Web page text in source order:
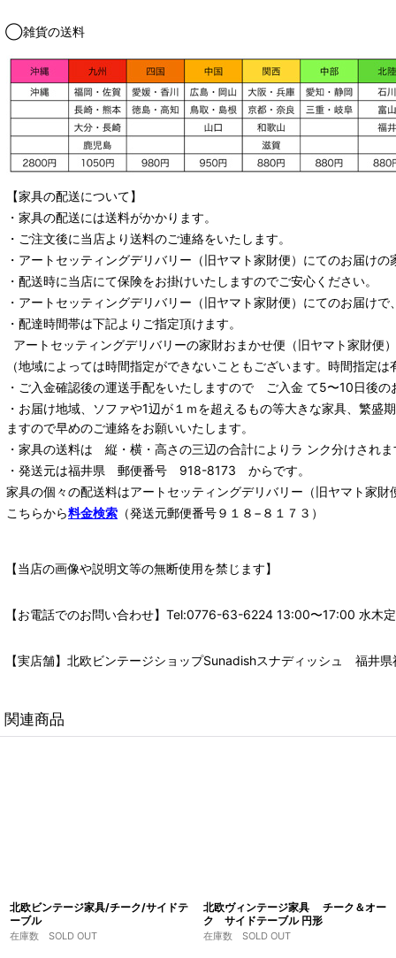
◯雑貨の送料
【家具の配送について】
・家具の配送には送料がかかります。
・ご注文後に当店より送料のご連絡をいたします。
・ アートセッティングデリバリー （旧ヤマト家財便） にてのお届けの
・配送時に当店にて保険をお掛けいたしますのでご安心ください。
・ アートセッティングデリバリー （旧ヤマト家財便） にてのお届けで
・配達時間帯は下記よりご指定頂けます。
アートセッティングデリバリーの家財おまかせ便 （旧ヤマト家財便
（地域によっては時間指定ができないこともございます。時間指定
・ご入金確認後の運送手配をいたしますので ご入金 て5〜10日後の
・お届け地域、ソファや1辺が１ｍを超えるもの等大きな家具、繁
ますので早めのご連絡をお願いいたします。
・家具の送料は 縦・横・高さの三辺の合計によりラ ンク分けされま
・発送元は福井県 郵便番号 918-8173 からです。
家具の個々の配送料はアートセッティングデリバリー （旧ヤマト家財
こちらから料金検索 （発送元郵便番号９１８−８１７３）
【当店の画像や説明文等の無断使用を禁じます】
【お電話でのお問い合わせ】Tel:0776-63-6224 13:00〜17:00 水木
【実店舗】北欧ビンテージショップSunadishスナディッシュ 福井
関連商品
北欧ビンテージ家具/チーク/サイドテ
ーブル
在庫数 SOLD OUT
北欧ヴィンテージ家具 チーク＆オー
ク サイドテーブル 円形
在庫数 SOLD OUT